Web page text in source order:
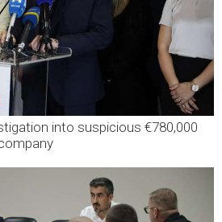
into suspicious €780,000